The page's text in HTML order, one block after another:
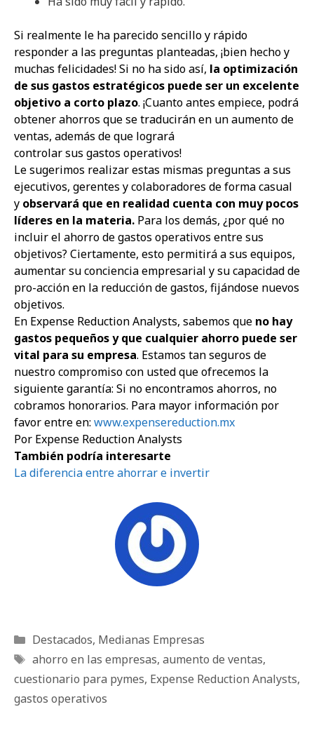
Si realmente le ha parecido sencillo y rápido
responder a las preguntas planteadas, ¡bien hecho y
muchas felicidades! Si no ha sido así, la optimización
de sus gastos estratégicos puede ser un excelente
objetivo a corto plazo. ¡Cuanto antes empiece, podrá
obtener ahorros que se traducirán en un aumento de
ventas, además de que logrará
controlar sus gastos operativos!
Le sugerimos realizar estas mismas preguntas a sus
ejecutivos, gerentes y colaboradores de forma casual
y observará que en realidad cuenta con muy pocos
líderes en la materia. Para los demás, ¿por qué no
incluir el ahorro de gastos operativos entre sus
objetivos? Ciertamente, esto permitirá a sus equipos,
aumentar su conciencia empresarial y su capacidad de
pro-acción en la reducción de gastos, fijándose nuevos
objetivos.
En Expense Reduction Analysts, sabemos que no hay
gastos pequeños y que cualquier ahorro puede ser
vital para su empresa. Estamos tan seguros de
nuestro compromiso con usted que ofrecemos la
siguiente garantía: Si no encontramos ahorros, no
cobramos honorarios. Para mayor información por
favor entre en: www.expensereduction.mx
Por Expense Reduction Analysts
También podría interesarte
La diferencia entre ahorrar e invertir
Categorías
Destacados, Medianas Empresas
Etiquetas
ahorro en las empresas, aumento de ventas,
cuestionario para pymes, Expense Reduction Analysts,
gastos operativos